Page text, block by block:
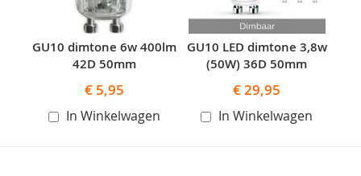
GU10 dimtone 6w 400lm
42D 50mm
€ 5,95
In Winkelwagen
GU10 LED dimtone 3,8w
(50W) 36D 50mm
€ 29,95
In Winkelwagen